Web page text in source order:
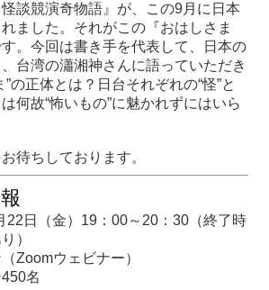
談競演奇物語』が、この9月に日本
ました。それがこの『おはしさま
。今回は書き手を代表して、日本の
台湾の瀟湘神さんに語っていただき
”の正体とは？日台それぞれの“怪”と
何故“怖いもの”に魅かれずにはいら
待ちしております。
22日（金）19：00～20：30（終了時
）
Zoomウェビナー）
名